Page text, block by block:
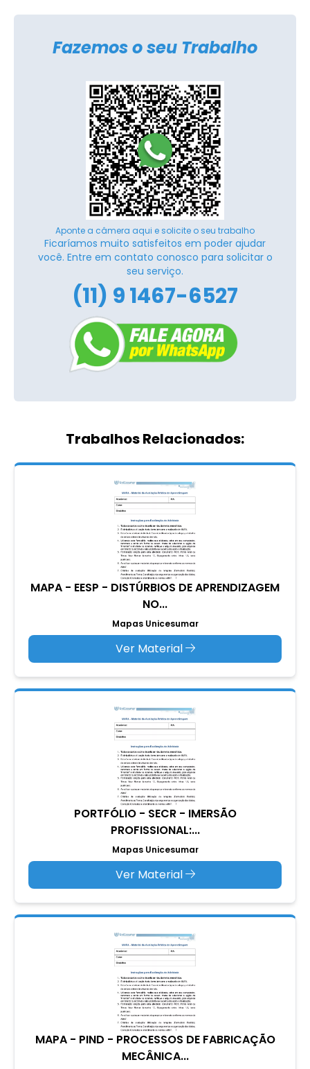
Fazemos o seu Trabalho
Aponte a câmera aqui e solicite o seu trabalho
Ficaríamos muito satisfeitos em poder ajudar
você. Entre em contato conosco para solicitar o
seu serviço.
(11) 9 1467-6527
Trabalhos Relacionados:
MAPA - EESP - DISTÚRBIOS DE APRENDIZAGEM
NO...
Mapas Unicesumar
Ver Material
PORTFÓLIO - SECR - IMERSÃO
PROFISSIONAL:...
Mapas Unicesumar
Ver Material
MAPA - PIND - PROCESSOS DE FABRICAÇÃO
MECÂNICA...